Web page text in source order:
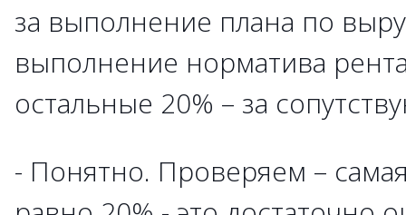
за выполнение плана по
выполнение норматива
остальные 20% – за
- Понятно. Проверяем –